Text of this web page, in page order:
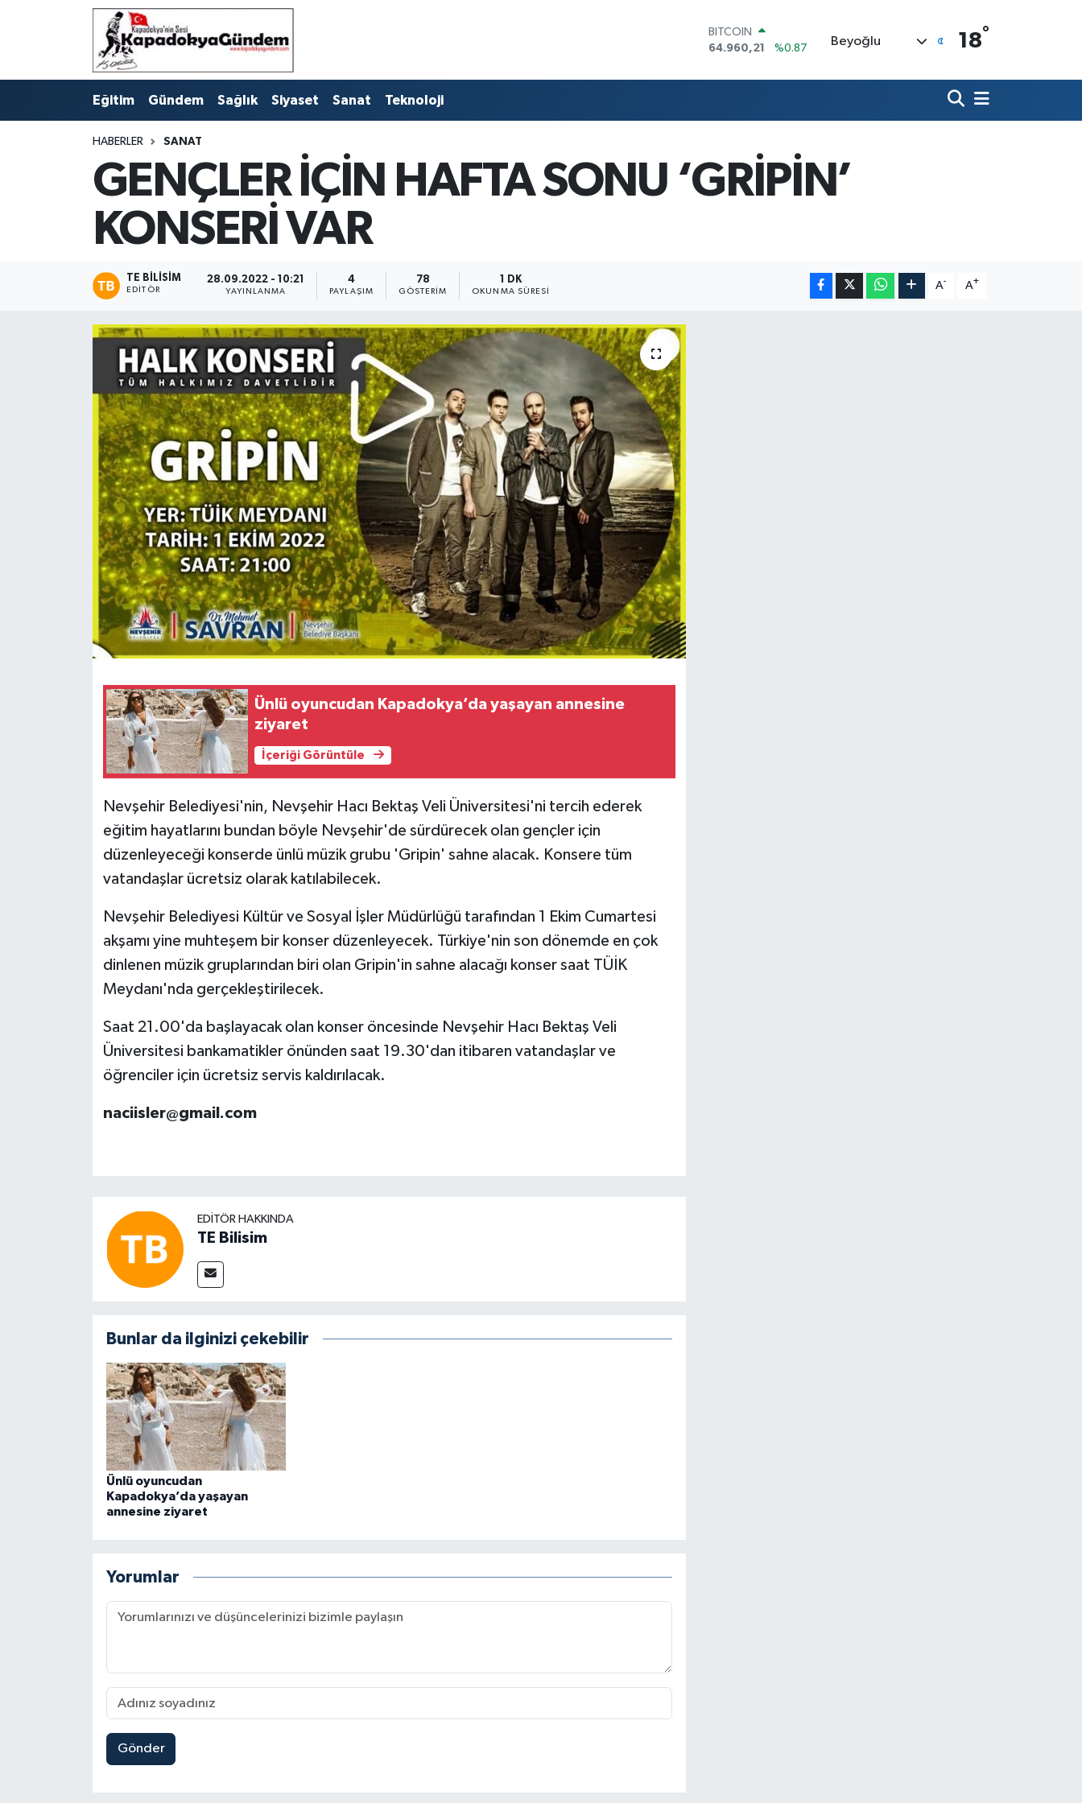
BITCOIN
64.960,21
%0.87
47,7436
%0.18
GRAM ALTIN
6660.55
%0.03
BİST100
Beyoğlu 18°
Eğitim Gündem Sağlık Siyaset Sanat Teknoloji
HABERLER SANAT
GENÇLER İÇİN HAFTA SONU ‘GRİPİN’
KONSERİ VAR
TE BILISIM
EDITÖR
28.09.2022 - 10:21
YAYINLANMA
4
PAYLAŞIM
78
GÖSTERIM
1 DK
OKUNMA SÜRESI
A- A+
Ünlü oyuncudan Kapadokya’da yaşayan annesine
ziyaret
İçeriği Görüntüle
Nevşehir Belediyesi'nin, Nevşehir Hacı Bektaş Veli Üniversitesi'ni tercih ederek
eğitim hayatlarını bundan böyle Nevşehir'de sürdürecek olan gençler için
düzenleyeceği konserde ünlü müzik grubu 'Gripin' sahne alacak. Konsere tüm
vatandaşlar ücretsiz olarak katılabilecek.
Nevşehir Belediyesi Kültür ve Sosyal İşler Müdürlüğü tarafından 1 Ekim Cumartesi
akşamı yine muhteşem bir konser düzenleyecek. Türkiye'nin son dönemde en çok
dinlenen müzik gruplarından biri olan Gripin'in sahne alacağı konser saat TÜİK
Meydanı'nda gerçekleştirilecek.
Saat 21.00'da başlayacak olan konser öncesinde Nevşehir Hacı Bektaş Veli
Üniversitesi bankamatikler önünden saat 19.30'dan itibaren vatandaşlar ve
öğrenciler için ücretsiz servis kaldırılacak.
naciisler@gmail.com
EDITÖR HAKKINDA
TE Bilisim
Bunlar da ilginizi çekebilir
Ünlü oyuncudan
Kapadokya’da yaşayan
annesine ziyaret
Yorumlar
Gönder
Hava Durumu
Trafik Durumu
Süper Lig Puan Durumu ve Fikstür
Tüm Manşetler
Son Dakika Haberleri